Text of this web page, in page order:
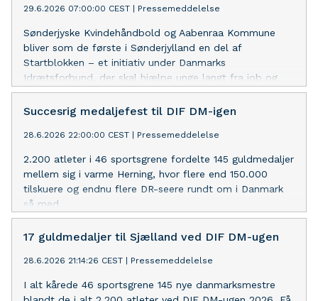
29.6.2026 07:00:00 CEST Pressemeddelelse
Sønderjyske Kvindehåndbold og Aabenraa Kommune
bliver som de første i Sønderjylland en del af
Startblokken – et initiativ under Danmarks
Idrætsforbund, der skal hjælpe unge langt fra job og
uddannelse godt videre i livet.
Succesrig medaljefest til DIF DM-igen
28.6.2026 22:00:00 CEST Pressemeddelelse
2.200 atleter i 46 sportsgrene fordelte 145 guldmedaljer
mellem sig i varme Herning, hvor flere end 150.000
tilskuere og endnu flere DR-seere rundt om i Danmark
så med.
17 guldmedaljer til Sjælland ved DIF DM-ugen
28.6.2026 21:14:26 CEST Pressemeddelelse
I alt kårede 46 sportsgrene 145 nye danmarksmestre